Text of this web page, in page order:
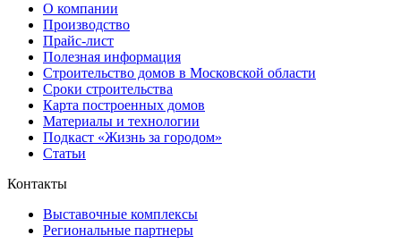
О компании
Производство
Прайс-лист
Полезная информация
Строительство домов в Московской области
Сроки строительства
Карта построенных домов
Материалы и технологии
Подкаст «Жизнь за городом»
Статьи
Контакты
Выставочные комплексы
Региональные партнеры